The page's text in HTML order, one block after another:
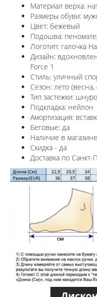
Материал верха:
Размеры обуви:
Цвет: бежевый
Подошва:
Логотип: галочка
Дизайн:
Force 1
Стиль: уличный
Сезон: лето
Тип застежки:
Подкладка: нейлон
Амортизация:
Беговые: да
Наличие в
Скидка - да
Доставка по Санкт-